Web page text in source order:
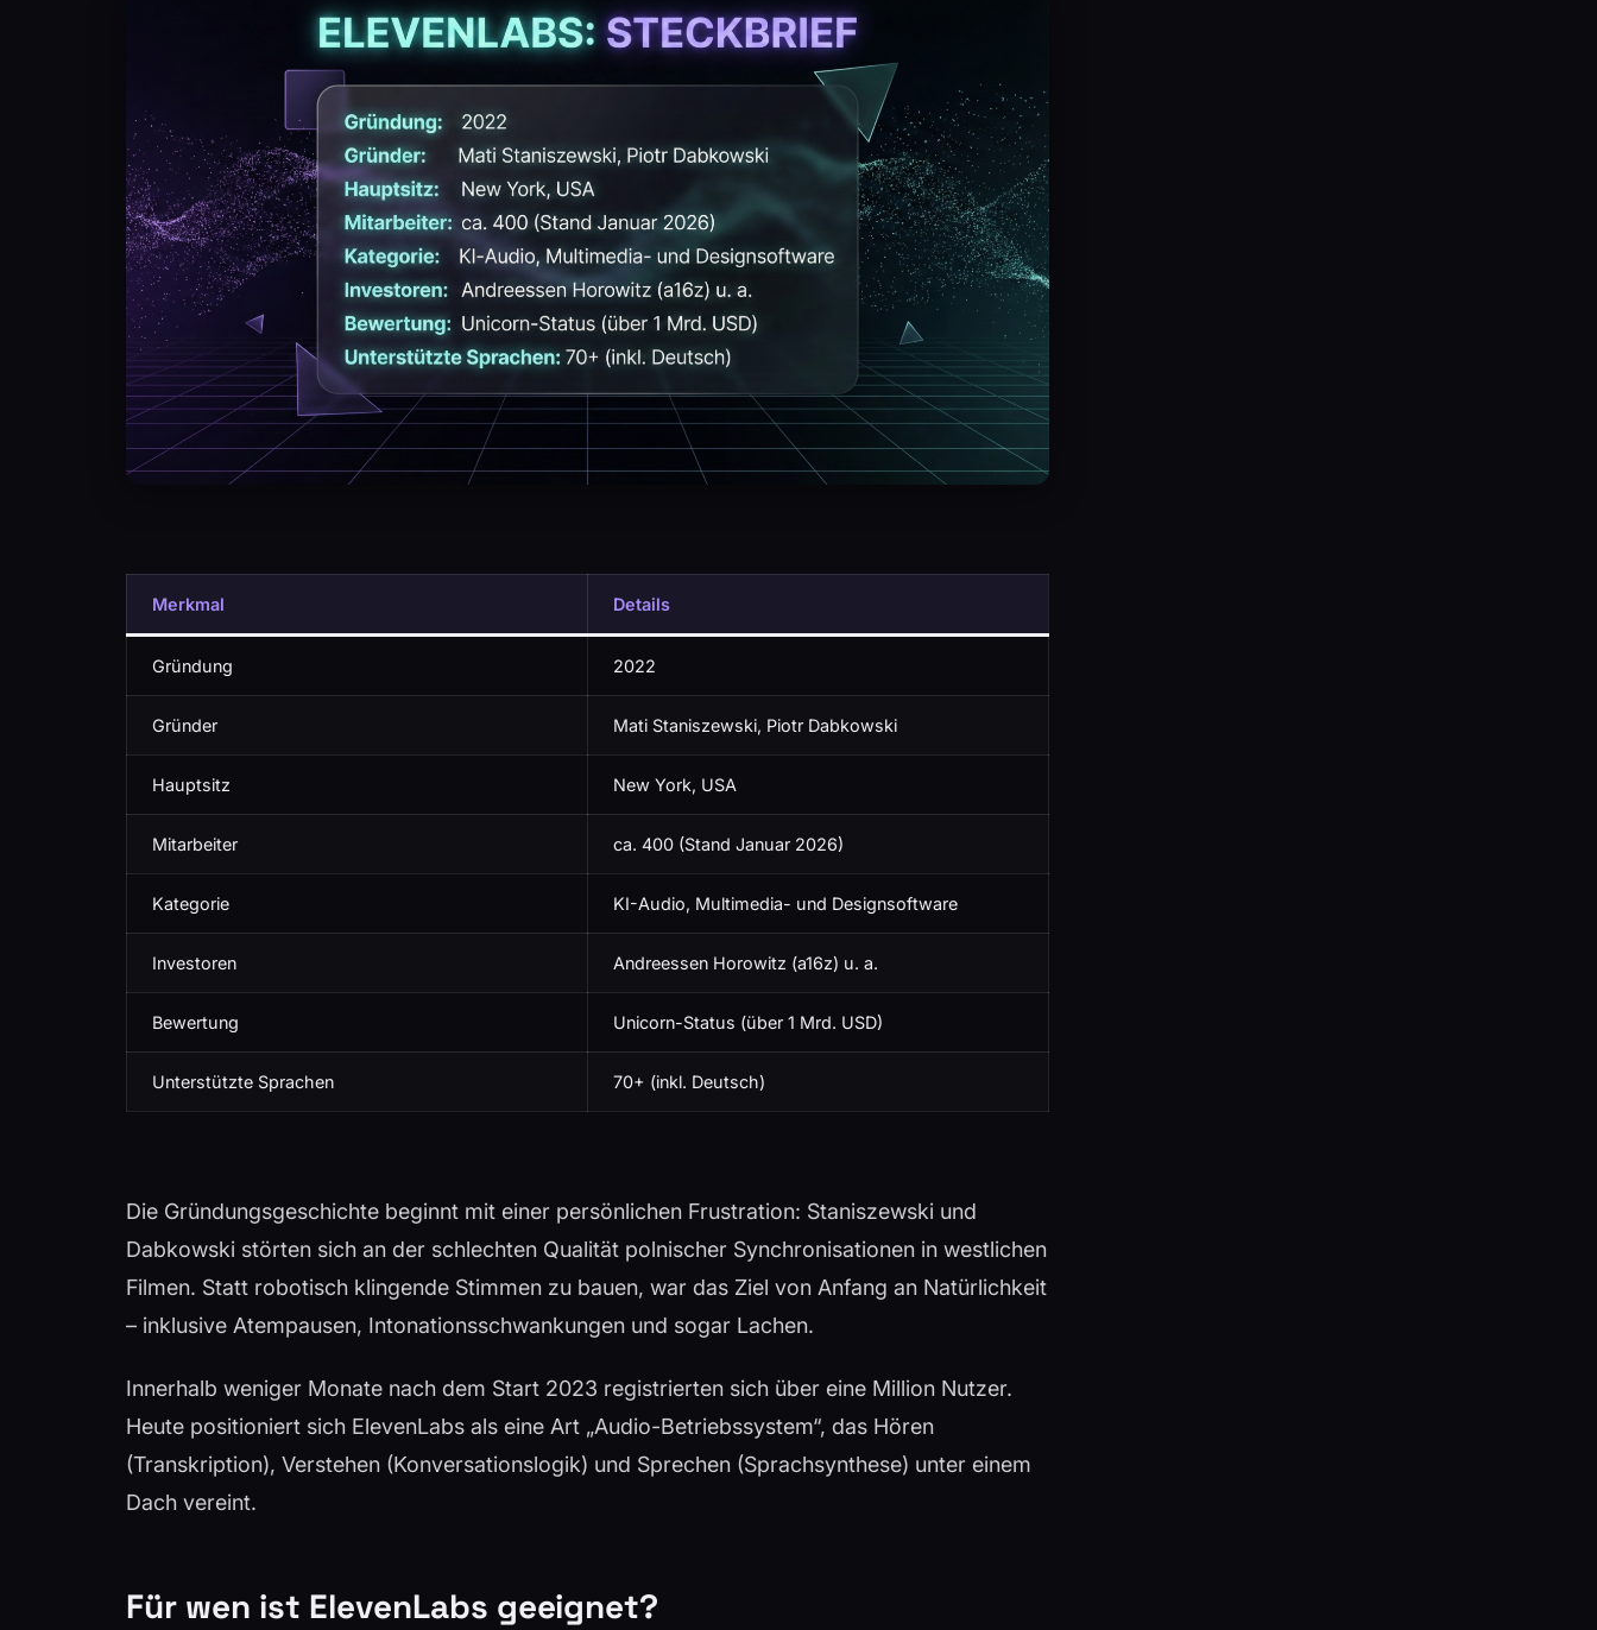
Merkmal Details
Gründung 2022
Gründer Mati Staniszewski, Piotr Dabkowski
Hauptsitz New York, USA
Mitarbeiter ca. 400 (Stand Januar 2026)
Kategorie KI-Audio, Multimedia- und Designsoftware
Investoren Andreessen Horowitz (a16z) u. a.
Bewertung Unicorn-Status (über 1 Mrd. USD)
Unterstützte Sprachen 70+ (inkl. Deutsch)
Die Gründungsgeschichte beginnt mit einer persönlichen Frustration: Staniszewski und
Dabkowski störten sich an der schlechten Qualität polnischer Synchronisationen in westlichen
Filmen. Statt robotisch klingende Stimmen zu bauen, war das Ziel von Anfang an Natürlichkeit
– inklusive Atempausen, Intonationsschwankungen und sogar Lachen.
Innerhalb weniger Monate nach dem Start 2023 registrierten sich über eine Million Nutzer.
Heute positioniert sich ElevenLabs als eine Art „Audio-Betriebssystem“, das Hören
(Transkription), Verstehen (Konversationslogik) und Sprechen (Sprachsynthese) unter einem
Dach vereint.
Für wen ist ElevenLabs geeignet?